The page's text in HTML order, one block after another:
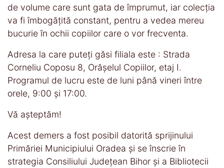
de volume care sunt gata de împrumut, iar colecția
va fi îmbogățită constant, pentru a vedea mereu
bucurie în ochii copiilor care o vor frecventa.
Adresa la care puteți găsi filiala este : Strada
Corneliu Coposu 8, Orășelul Copiilor, etaj I.
Programul de lucru este de luni până vineri între
orele, 9:00 și 17:00.
Vă așteptăm!
Acest demers a fost posibil datorită sprijinului
Primăriei Municipiului Oradea și se înscrie în
strategia Consiliului Județean Bihor și a Bibliotecii